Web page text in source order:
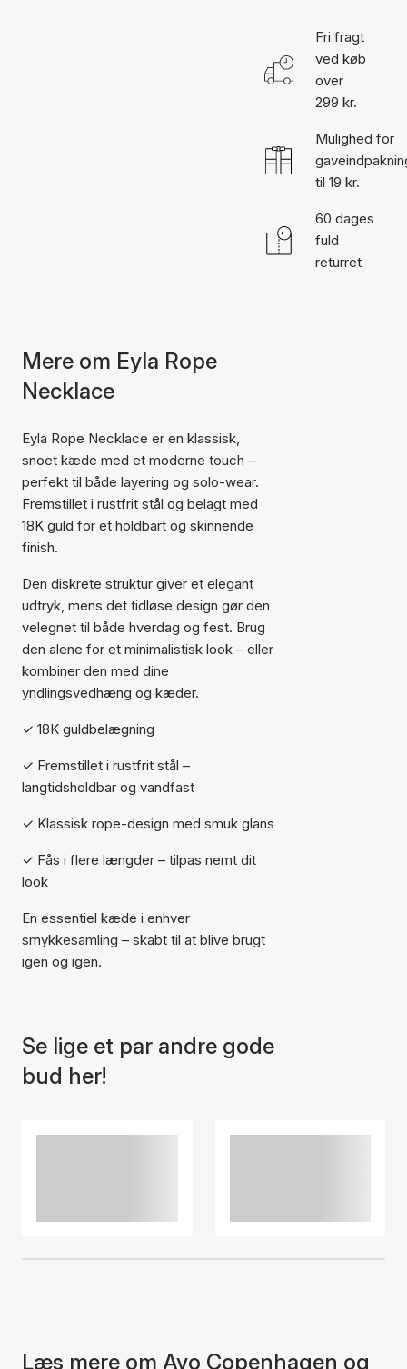
Fri fragt
ved køb
over
299 kr.
Mulighed for
til 19 kr.
60 dages
fuld
returret
Mere om Eyla Rope
Necklace
Eyla Rope Necklace er en klassisk,
snoet kæde med et moderne touch –
perfekt til både layering og solo-wear.
Fremstillet i rustfrit stål og belagt med
18K guld for et holdbart og skinnende
finish.
Den diskrete struktur giver et elegant
udtryk, mens det tidløse design gør den
velegnet til både hverdag og fest. Brug
den alene for et minimalistisk look – eller
kombiner den med dine
yndlingsvedhæng og kæder.
✓ 18K guldbelægning
✓ Fremstillet i rustfrit stål –
langtidsholdbar og vandfast
✓ Klassisk rope-design med smuk glans
✓ Fås i flere længder – tilpas nemt dit
look
En essentiel kæde i enhver
smykkesamling – skabt til at blive brugt
igen og igen.
Se lige et par andre gode
bud her!
Læs mere om Ayo Copenhagen og